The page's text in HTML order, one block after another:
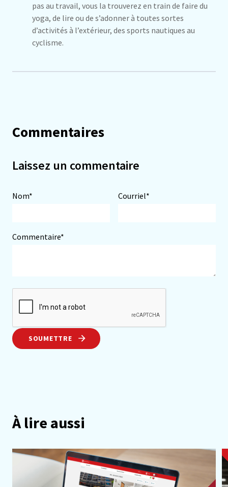
pas au travail, vous la trouverez en train de faire du
yoga, de lire ou de s’adonner à toutes sortes
d’activités à l’extérieur, des sports nautiques au
cyclisme.
Commentaires
Laissez un commentaire
Nom* Courriel*
Commentaire*
SOUMETTRE
À lire aussi